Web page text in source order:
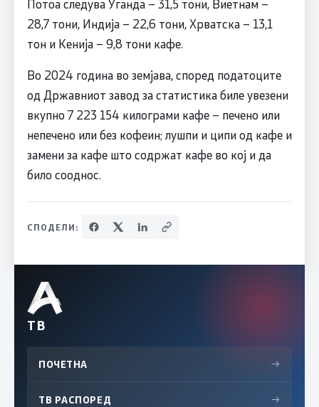
Потоа следува Уганда – 31,5 тони, Виетнам –
28,7 тони, Индија – 22,6 тони, Хрватска – 13,1
тон и Кенија – 9,8 тони кафе.
Во 2024 година во земјава, според податоците
од Државниот завод за статистика биле увезени
вкупно 7 223 154 килограми кафе – печено или
непечено или без кофеин; лушпи и ципи од кафе и
замени за кафе што содржат кафе во кој и да
било сооднос.
СПОДЕЛИ:
ТВ
ПОЧЕТНА →
ТВ РАСПОРЕД →